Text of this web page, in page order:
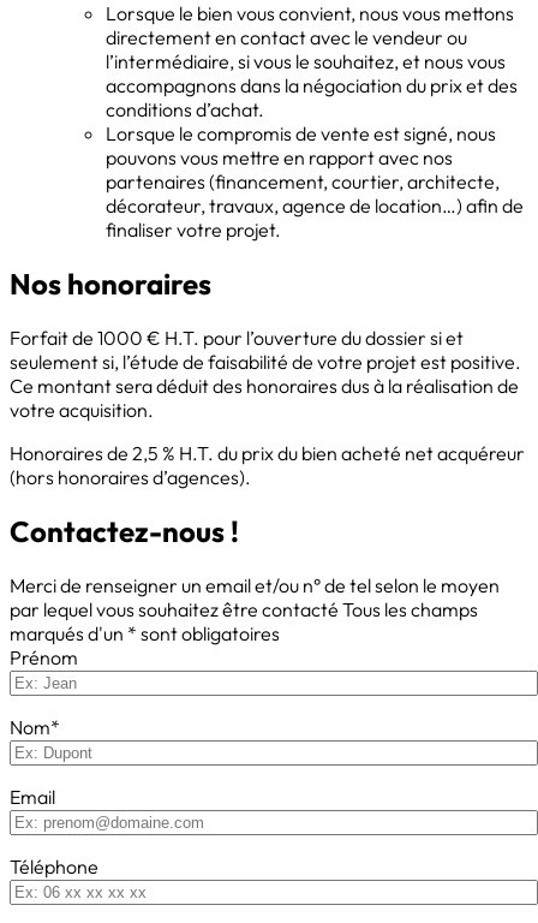
Lorsque le bien vous convient, nous vous mettons
directement en contact avec le vendeur ou
l’intermédiaire, si vous le souhaitez, et nous vous
accompagnons dans la négociation du prix et des
conditions d’achat.
Lorsque le compromis de vente est signé, nous
pouvons vous mettre en rapport avec nos
partenaires (financement, courtier, architecte,
décorateur, travaux, agence de location…) afin de
finaliser votre projet.
Nos honoraires
Forfait de 1000 € H.T. pour l’ouverture du dossier si et
seulement si, l’étude de faisabilité de votre projet est positive.
Ce montant sera déduit des honoraires dus à la réalisation de
votre acquisition.
Honoraires de 2,5 % H.T. du prix du bien acheté net acquéreur
(hors honoraires d’agences).
Contactez-nous !
Merci de renseigner un email et/ou n° de tel selon le moyen
par lequel vous souhaitez être contacté Tous les champs
marqués d'un * sont obligatoires
Prénom
Nom*
Email
Téléphone